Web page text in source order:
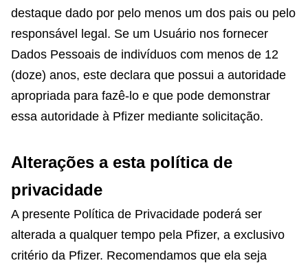
destaque dado por pelo menos um dos pais ou pelo
responsável legal. Se um Usuário nos fornecer
Dados Pessoais de indivíduos com menos de 12
(doze) anos, este declara que possui a autoridade
apropriada para fazê-lo e que pode demonstrar
essa autoridade à Pfizer mediante solicitação.
Alterações a esta política de
privacidade
A presente Política de Privacidade poderá ser
alterada a qualquer tempo pela Pfizer, a exclusivo
critério da Pfizer. Recomendamos que ela seja